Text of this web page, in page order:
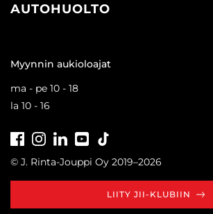
AUTOHUOLTO
Myynnin aukioloajat
ma - pe 10 - 18
la 10 - 16
FacebookInstagramLinkedInYoutube
© J. Rinta-Jouppi Oy 2019–2026
LIITY JII-KLUBIIN